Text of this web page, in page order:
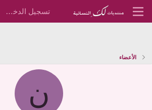
تسجيل الدخول
الأعضاء
ن